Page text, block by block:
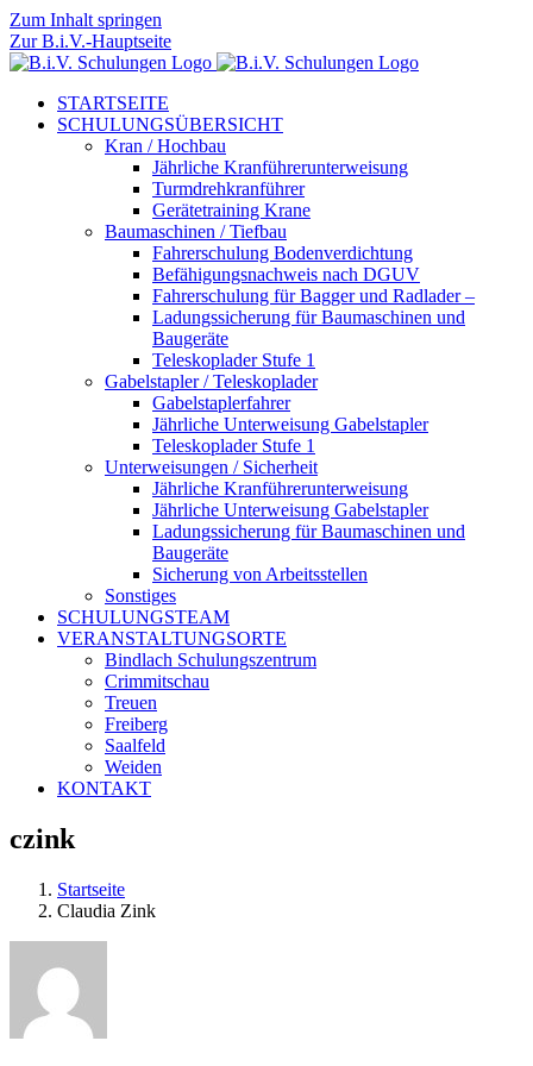
Zum Inhalt springen
Zur B.i.V.-Hauptseite
STARTSEITE
SCHULUNGSÜBERSICHT
Kran / Hochbau
Jährliche Kranführerunterweisung
Turmdrehkranführer
Gerätetraining Krane
Baumaschinen / Tiefbau
Fahrerschulung Bodenverdichtung
Befähigungsnachweis nach DGUV
Fahrerschulung für Bagger und Radlader –
Ladungssicherung für Baumaschinen und
Baugeräte
Teleskoplader Stufe 1
Gabelstapler / Teleskoplader
Gabelstaplerfahrer
Jährliche Unterweisung Gabelstapler
Teleskoplader Stufe 1
Unterweisungen / Sicherheit
Jährliche Kranführerunterweisung
Jährliche Unterweisung Gabelstapler
Ladungssicherung für Baumaschinen und
Baugeräte
Sicherung von Arbeitsstellen
Sonstiges
SCHULUNGSTEAM
VERANSTALTUNGSORTE
Bindlach Schulungszentrum
Crimmitschau
Treuen
Freiberg
Saalfeld
Weiden
KONTAKT
czink
Startseite
Claudia Zink